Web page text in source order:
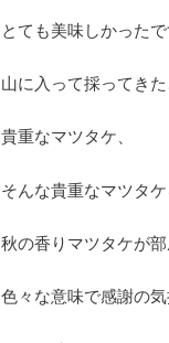
とても美味しかったで
山に入って採ってきた
貴重なマツタケ、
そんな貴重なマツタ
秋の香りマツタケが部
色々な意味で感謝の